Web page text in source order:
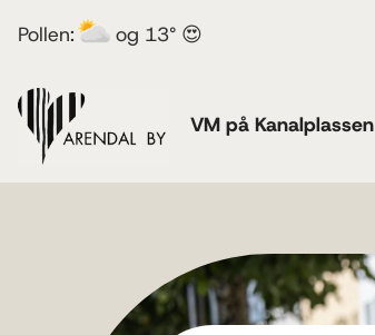
Pollen: og 13° 😍
VM på Kanalplassen